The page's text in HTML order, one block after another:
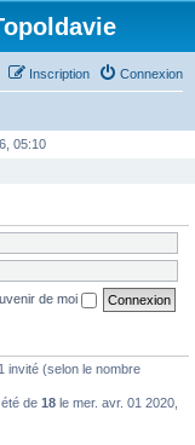
Connexion
Inscription
05:10
de moi
invité (selon le nombre
de 18 le mer. avr. 01 2020,